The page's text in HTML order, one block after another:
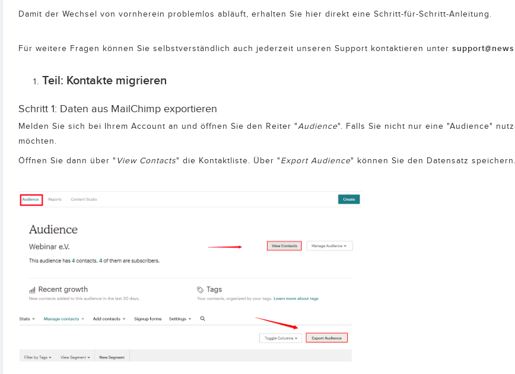
Damit der Wechsel von vornherein problemlos abläuft, erhalten Sie hier direkt eine Schritt-für-Schritt-Anleitung.
Für weitere Fragen können Sie selbstverständlich auch jederzeit unseren Support kontaktieren unter
Teil: Kontakte migrieren
Schritt 1: Daten aus MailChimp exportieren
Melden Sie sich bei Ihrem Account an und öffnen Sie den Reiter "Audience". Falls Sie nicht nur eine "Audience"
möchten.
Öffnen Sie dann über " View Contacts" die Kontaktliste. Über "Export Audience" können Sie den Datensatz speichern.